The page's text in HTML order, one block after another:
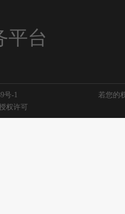
平台
号-1
若您的
授权许可